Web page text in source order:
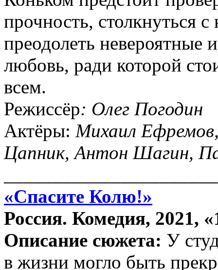
прочность, столкнуться
преодолеть невероятные
любовь, ради которой
всем.
Режиссёр: Олег Погодин
Актёры: Михаил
Цапник, Антон Шагин,
«Спасите Колю!»
Россия. Комедия, 2021,
Описание сюжета: У
в жизни могло быть